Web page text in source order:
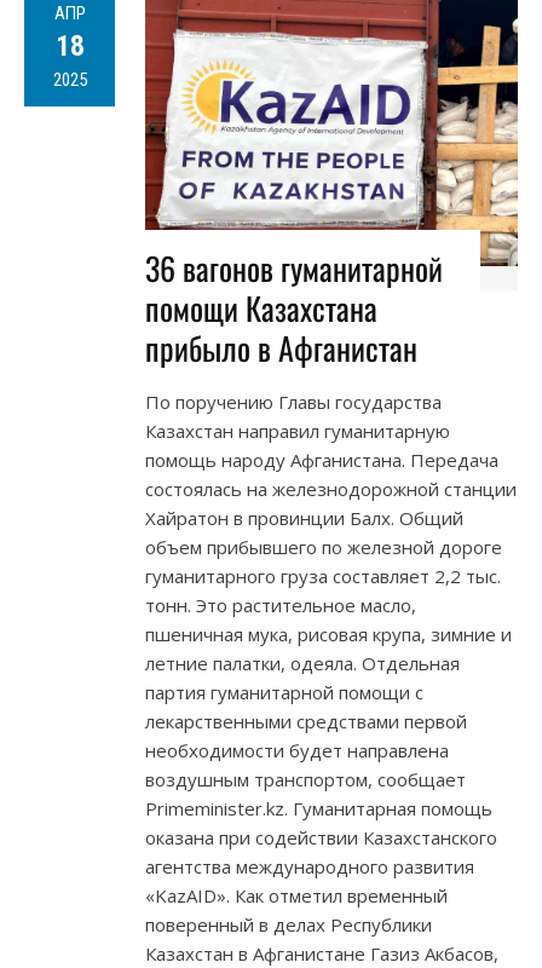
АПР
18
2025
36 вагонов гуманитарной
помощи Казахстана
прибыло в Афганистан
По поручению Главы государства
Казахстан направил гуманитарную
помощь народу Афганистана. Передача
состоялась на железнодорожной станции
Хайратон в провинции Балх. Общий
объем прибывшего по железной дороге
гуманитарного груза составляет 2,2 тыс.
тонн. Это растительное масло,
пшеничная мука, рисовая крупа, зимние и
летние палатки, одеяла. Отдельная
партия гуманитарной помощи с
лекарственными средствами первой
необходимости будет направлена
воздушным транспортом, сообщает
Primeminister.kz. Гуманитарная помощь
оказана при содействии Казахстанского
агентства международного развития
«KazAID». Как отметил временный
поверенный в делах Республики
Казахстан в Афганистане Газиз Акбасов,